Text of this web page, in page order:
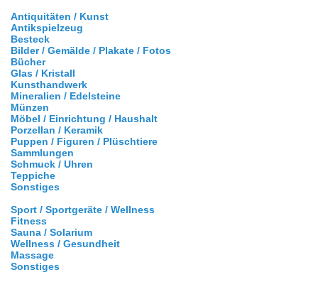
Antiquitäten / Kunst
Antikspielzeug
Besteck
Bilder / Gemälde / Plakate / Fotos
Bücher
Glas / Kristall
Kunsthandwerk
Mineralien / Edelsteine
Münzen
Möbel / Einrichtung / Haushalt
Porzellan / Keramik
Puppen / Figuren / Plüschtiere
Sammlungen
Schmuck / Uhren
Teppiche
Sonstiges
Sport / Sportgeräte / Wellness
Fitness
Sauna / Solarium
Wellness / Gesundheit
Massage
Sonstiges